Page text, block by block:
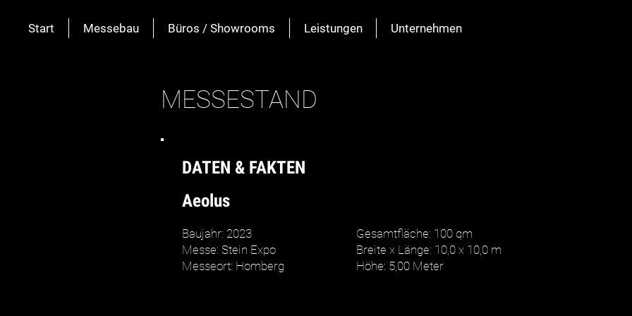
Start Messebau Büros / Showrooms Leistungen Unternehmen
MESSESTAND
DATEN & FAKTEN
Aeolus
Baujahr: 2023
Messe: Stein Expo
Messeort: Homberg
Gesamtfläche: 100 qm
Breite x Länge: 10,0 x 10,0 m
Höhe: 5,00 Meter